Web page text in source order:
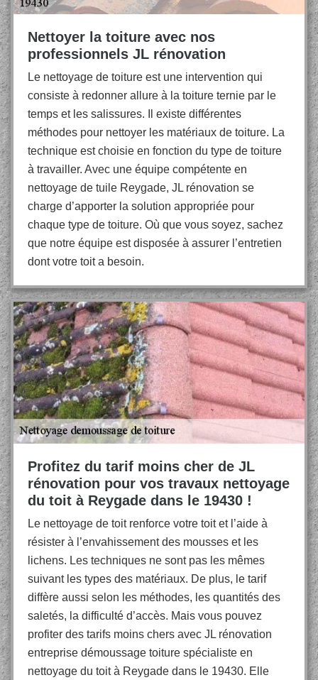
Nettoyer la toiture avec nos
professionnels JL rénovation
Le nettoyage de toiture est une intervention qui
consiste à redonner allure à la toiture ternie par le
temps et les salissures. Il existe différentes
méthodes pour nettoyer les matériaux de toiture. La
technique est choisie en fonction du type de toiture
à travailler. Avec une équipe compétente en
nettoyage de tuile Reygade, JL rénovation se
charge d’apporter la solution appropriée pour
chaque type de toiture. Où que vous soyez, sachez
que notre équipe est disposée à assurer l’entretien
dont votre toit a besoin.
Profitez du tarif moins cher de JL
rénovation pour vos travaux nettoyage
du toit à Reygade dans le 19430 !
Le nettoyage de toit renforce votre toit et l’aide à
résister à l’envahissement des mousses et les
lichens. Les techniques ne sont pas les mêmes
suivant les types des matériaux. De plus, le tarif
diffère aussi selon les méthodes, les quantités des
saletés, la difficulté d’accès. Mais vous pouvez
profiter des tarifs moins chers avec JL rénovation
entreprise démoussage toiture spécialiste en
nettoyage du toit à Reygade dans le 19430. Elle